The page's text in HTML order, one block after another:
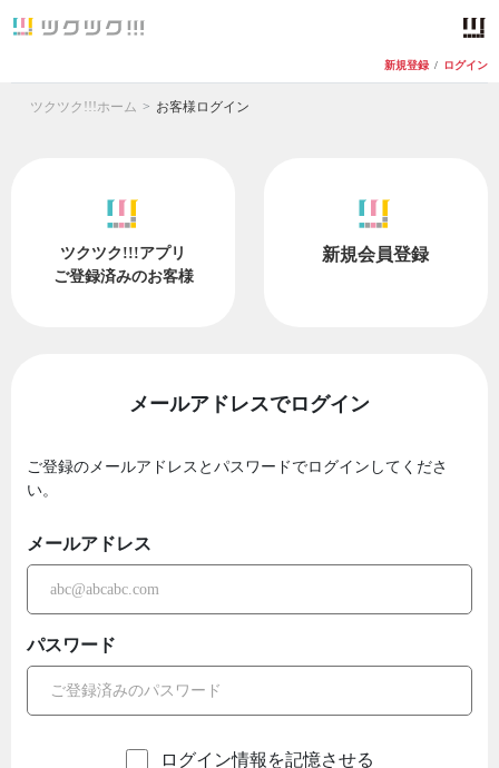
新規登録 / ログイン
ツクツク!!!ホーム お客様ログイン
ツクツク!!!アプリ
ご登録済みのお客様
新規会員登録
メールアドレスでログイン
ご登録のメールアドレスとパスワードでログインしてくださ
い。
メールアドレス
パスワード
ログイン情報を記憶させる